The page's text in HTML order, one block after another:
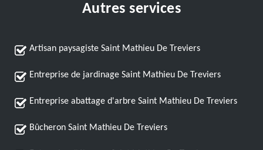
Autres services
Artisan paysagiste Saint Mathieu De Treviers
Entreprise de jardinage Saint Mathieu De Treviers
Entreprise abattage d'arbre Saint Mathieu De Treviers
Bûcheron Saint Mathieu De Treviers